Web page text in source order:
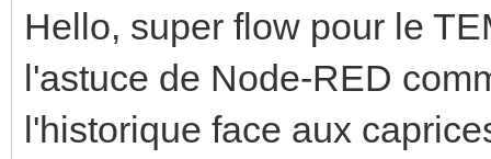
Hello, super flow pour le
l'astuce de Node-RED
l'historique face aux